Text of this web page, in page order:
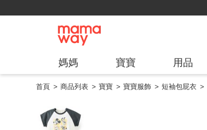
媽媽 寶寶 用品
首頁 商品列表 寶寶 寶寶服飾 短袖包屁衣